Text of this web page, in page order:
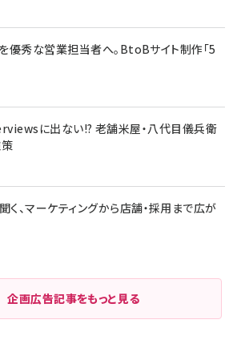
優秀な営業担当者へ。BtoBサイト制作「5
に出ない!? 老舗米屋・八代目儀兵衛
く、マーケティングから店舗・採用まで広が
企画広告記事をもっと見る